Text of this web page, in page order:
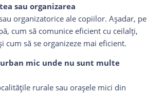
sau organizarea
organizatorice ale copiilor. Aşadar, pe
cum să comunice eficient cu ceilalţi,
cum să se organizeze mai eficient.
mic unde nu sunt multe
rurale sau oraşele mici din